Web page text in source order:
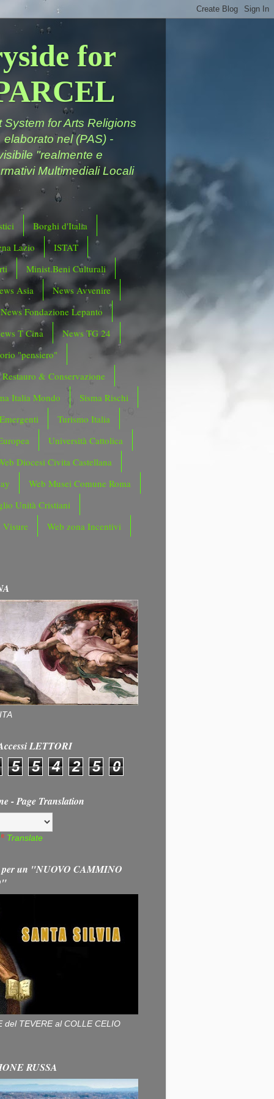
for
for Arts Religions
nel (PAS) -
"realmente e
Multimediali Locali
Borghi d'Italia
Lazio
ISTAT
Minist.Beni Culturali
Asia
News Avvenire
News Fondazione Lepanto
T Cina
News TG 24
"pensiero"
Restauro & Conservazione
Italia Mondo
Sisma Rischi
Turismo Italia
Università Cattolica
Diocesi Civita Castellana
Web Musei Comune Roma
Unità Cristiani
Visure
Web zona Incentivi
LETTORI
5 5 4 2 5 0
- Page Translation
Translate
per un "NUOVO CAMMINO
del TEVERE al COLLE CELIO
RUSSA